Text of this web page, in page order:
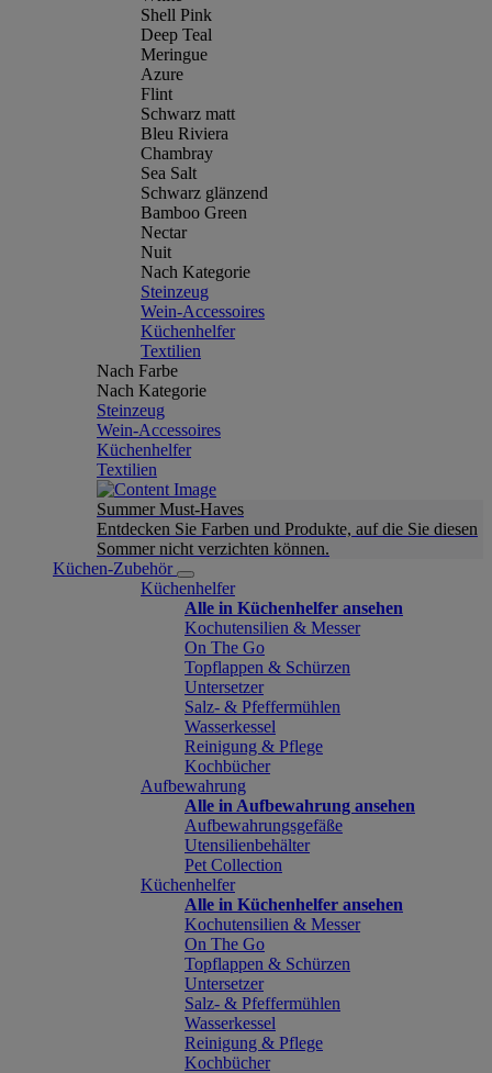
Shell Pink
Deep Teal
Meringue
Azure
Flint
Schwarz matt
Bleu Riviera
Chambray
Sea Salt
Schwarz glänzend
Bamboo Green
Nectar
Nuit
Nach Kategorie
Steinzeug
Wein-Accessoires
Küchenhelfer
Textilien
Nach Farbe
Nach Kategorie
Steinzeug
Wein-Accessoires
Küchenhelfer
Textilien
Summer Must-Haves
Entdecken Sie Farben und Produkte, auf die Sie diesen
Sommer nicht verzichten können.
Küchen-Zubehör
Küchenhelfer
Alle in Küchenhelfer ansehen
Kochutensilien & Messer
On The Go
Topflappen & Schürzen
Untersetzer
Salz- & Pfeffermühlen
Wasserkessel
Reinigung & Pflege
Kochbücher
Aufbewahrung
Alle in Aufbewahrung ansehen
Aufbewahrungsgefäße
Utensilienbehälter
Pet Collection
Küchenhelfer
Alle in Küchenhelfer ansehen
Kochutensilien & Messer
On The Go
Topflappen & Schürzen
Untersetzer
Salz- & Pfeffermühlen
Wasserkessel
Reinigung & Pflege
Kochbücher